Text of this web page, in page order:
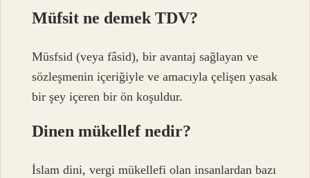
Müfsit ne demek TDV?
Müsfsid (veya fâsid), bir avantaj sağlayan ve
sözleşmenin içeriğiyle ve amacıyla çelişen yasak
bir şey içeren bir ön koşuldur.
Dinen mükellef nedir?
İslam dini, vergi mükellefi olan insanlardan bazı